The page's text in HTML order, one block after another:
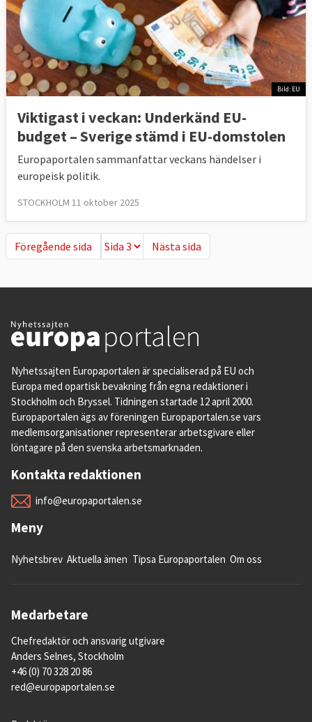
Bild: EU
Viktigast i veckan: Underkänd EU-
budget – Sverige stämd i EU-domstolen
Europaportalen sammanfattar veckans händelser i
europeisk politik.
STOCKHOLM 11 oktober 2025
Föregående sida
Föregående sida Nästa sida
Nästa sida
Nyhetssajten Europaportalen är specialiserad på EU och
Europa med opartisk bevakning från egna redaktioner i
Stockholm och Bryssel. Tidningen startade 12 april 2000.
Europaportalen ägs av föreningen Europaportalen.se vars
medlemsorganisationer representerar arbetsgivare eller
löntagare på den svenska arbetsmarknaden.
Kontakta redaktionen
info@europaportalen.se
Meny
Nyhetsbrev Aktuella ämen Tipsa Europaportalen Om oss
Medarbetare
Chefredaktör och ansvarig utgivare
Anders Selnes, Stockholm
+46 (0) 70 328 20 86
red@europaportalen.se